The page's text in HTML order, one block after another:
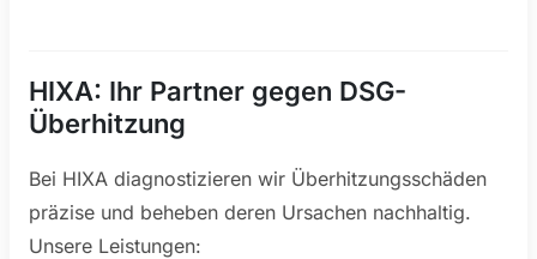
HIXA: Ihr Partner gegen DSG-
Überhitzung
Bei HIXA diagnostizieren wir Überhitzungsschäden
präzise und beheben deren Ursachen nachhaltig.
Unsere Leistungen: